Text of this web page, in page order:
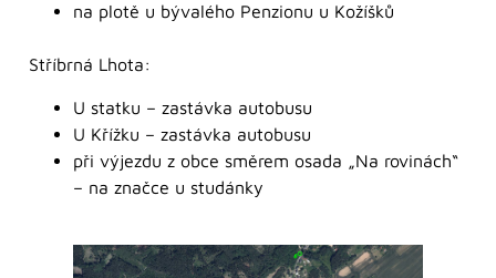
na plotě u bývalého Penzionu u Kožíšků
Stříbrná Lhota:
U statku – zastávka autobusu
U Křížku – zastávka autobusu
při výjezdu z obce směrem osada „Na rovinách“
– na značce u studánky